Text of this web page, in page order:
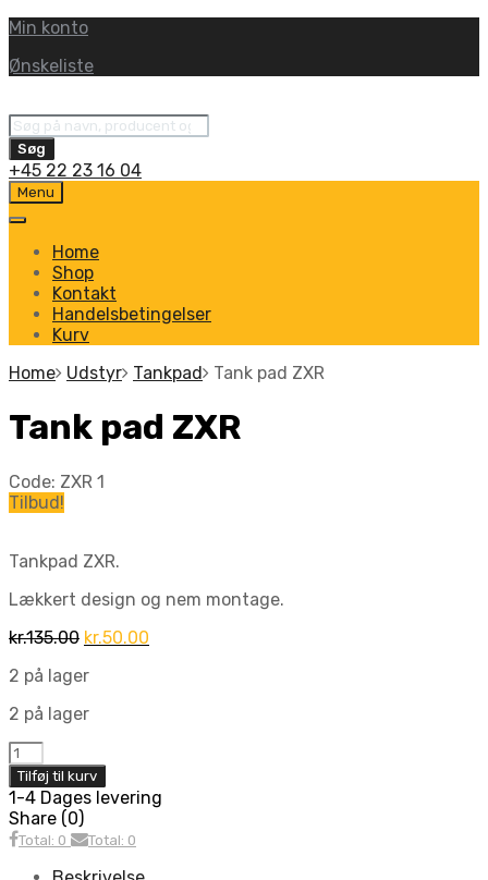
Min konto
Ønskeliste
Products
search
Søg
+45 22 23 16 04
Skip
to
Menu
Home
Shop
Kontakt
Handelsbetingelser
Kurv
Home Udstyr Tankpad Tank pad ZXR
Tank pad ZXR
Code: ZXR 1
Tilbud!
Tankpad ZXR.
Lækkert design og nem montage.
kr.135.00 Den
pris
kr.135.00.
kr.50.00
2 på lager
2 på lager
Tank
pad
ZXR
antal
Tilføj til kurv
1-4 Dages levering
Share (0)
Total: 0 Total: 0